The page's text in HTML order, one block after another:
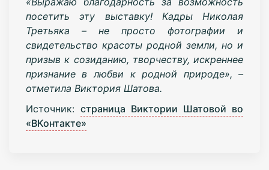
посетить эту выставку! Кадры Николая
Третьяка – не просто фотографии и
свидетельство красоты родной земли, но и
призыв к созиданию, творчеству, искреннее
признание в любви к родной природе», –
отметила Виктория Шатова.
Источник: страница Виктории Шатовой во
«ВКонтакте»